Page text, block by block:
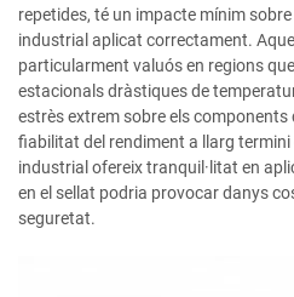
repetides, té un impacte mínim
industrial aplicat correctament.
particularment valuós en regions
estacionals dràstiques de
estrès extrem sobre els
fiabilitat del rendiment a llarg
industrial ofereix tranquil·litat en
en el sellat podria provocar danys
seguretat.